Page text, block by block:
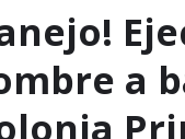
a